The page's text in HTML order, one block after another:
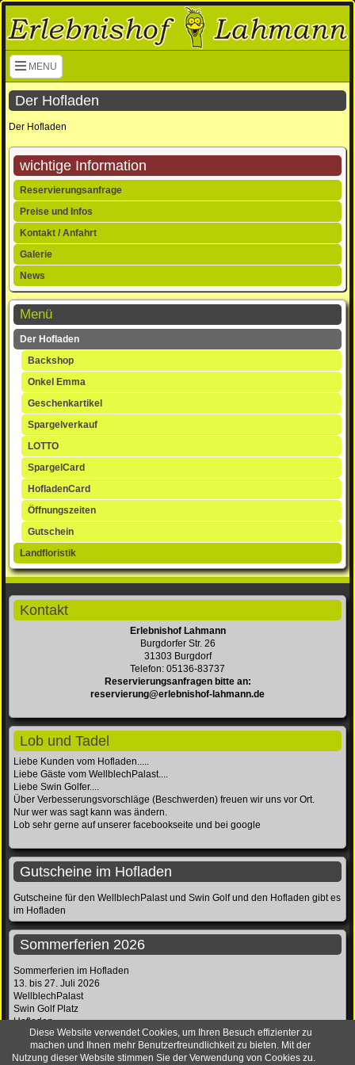
MENU
Navigation überspringen
Der Hofladen
Der Hofladen
wichtige Information
Navigation
überspringen
Reservierungsanfrage
Preise und Infos
Kontakt / Anfahrt
Galerie
News
Menü
Navigation
überspringen
Der Hofladen
Backshop
Onkel Emma
Geschenkartikel
Spargelverkauf
LOTTO
SpargelCard
HofladenCard
Öffnungszeiten
Gutschein
Landfloristik
Kontakt
Erlebnishof Lahmann
Burgdorfer Str. 26
31303 Burgdorf
Telefon: 05136-83737
Reservierungsanfragen bitte an:
reservierung@erlebnishof-lahmann.de
Lob und Tadel
Liebe Kunden vom Hofladen.....
Liebe Gäste vom WellblechPalast....
Liebe Swin Golfer....
Über Verbesserungsvorschläge (Beschwerden) freuen wir uns vor Ort.
Nur wer was sagt kann was ändern.
Lob sehr gerne auf unserer facebookseite und bei google
Gutscheine im Hofladen
Gutscheine für den WellblechPalast und Swin Golf und den Hofladen gibt es
im Hofladen
Sommerferien 2026
Sommerferien im Hofladen
13. bis 27. Juli 2026
WellblechPalast
Swin Golf Platz
Hofladen
sind geschlossen
Diese Website verwendet Cookies, um Ihren Besuch effizienter zu
machen und Ihnen mehr Benutzerfreundlichkeit zu bieten. Mit der
Nutzung dieser Website stimmen Sie der Verwendung von Cookies zu.